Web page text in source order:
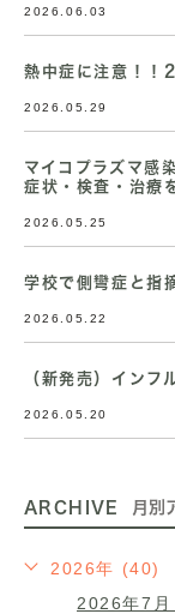
2026.06.03
熱中症に注意！！
2026.05.29
マイコプラズマ
症状・検査・治療
2026.05.25
学校で側彎症と指
2026.05.22
（新発売）イン
2026.05.20
ARCHIVE 月別
2026年 (40)
2026年7